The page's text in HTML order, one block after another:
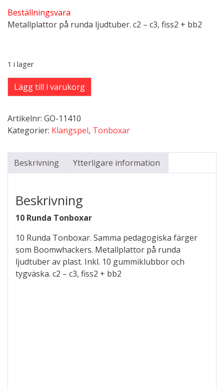
Beställningsvara
Metallplattor på runda ljudtuber. c2 – c3, fiss2 + bb2
1 i lager
10
Runda
mängd
Lägg till i varukorg
Artikelnr: GO-11410
Kategorier: Klangspel, Tonboxar
Beskrivning Ytterligare information
Beskrivning
10 Runda Tonboxar
10 Runda Tonboxar. Samma pedagogiska färger
som Boomwhackers. Metallplattor på runda
ljudtuber av plast. Inkl. 10 gummiklubbor och
tygväska. c2 – c3, fiss2 + bb2